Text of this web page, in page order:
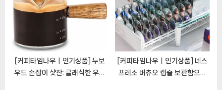
품]
[커피타임나우ㅣ인기상품] 누보
우드 손잡이 샷잔: 클래식한 우아
[커피타임나우ㅣ인기상품] 네스
프레소 버츄오 캡슐 보관함으로